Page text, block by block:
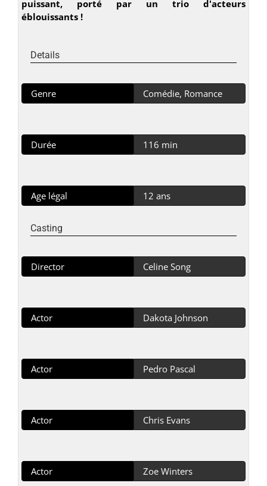
puissant, porté par un trio d'acteurs
éblouissants !
Details
Genre Comédie, Romance
Durée 116 min
Age légal 12 ans
Casting
Director Celine Song
Actor Dakota Johnson
Actor Pedro Pascal
Actor Chris Evans
Actor Zoe Winters